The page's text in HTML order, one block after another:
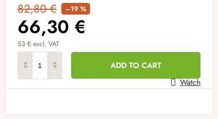
82,80 € –19 %
66,30 €
53 € excl. VAT
ADD TO CART
Watch